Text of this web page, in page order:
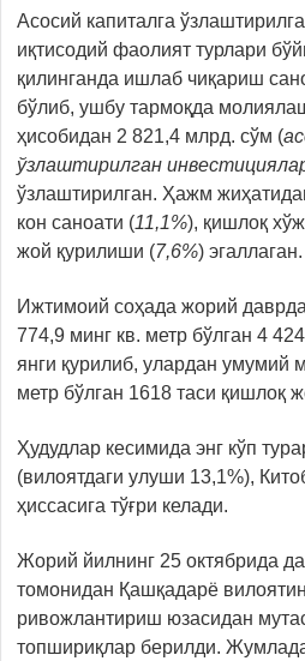
Асосий капиталга
иқтисодий фаолият турлари
қилинганда ишлаб чиқариш
бўлиб, ушбу тармоқда
ҳисобидан 2 821,4 млрд. сўм (
ўзлаштирилган
ўзлаштирилган. Ҳажм
кон саноати (11,1%), қишлоқ
жой қурилиши (7,6%) эгаллаган.
Ижтимоий соҳада жорий
774,9 минг кв. метр бўлган 4
янги қурилиб, улардан умумий
метр бўлган 1618 таси қишлоқ
Ҳудудлар кесимида энг кўп
(вилоятдаги улуши 13,1%),
ҳиссасига тўғри келади.
Жорий йилнинг 25 октябрида
томонидан Қашқадарё
ривожлантириш юзасидан
топшириқлар берилди.